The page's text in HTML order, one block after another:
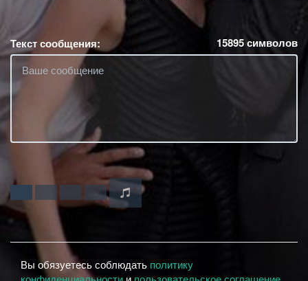
Текст сообщения: 15895символов
Вы обязуетесь соблюдать политику